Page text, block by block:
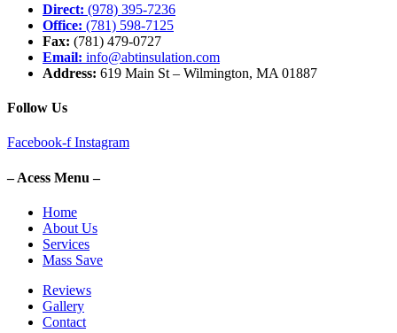
Direct: (978) 395-7236
Office: (781) 598-7125
Fax: (781) 479-0727
Email: info@abtinsulation.com
Address: 619 Main St – Wilmington, MA 01887
Follow Us
Facebook-f Instagram
– Acess Menu –
Home
About Us
Services
Mass Save
Reviews
Gallery
Contact